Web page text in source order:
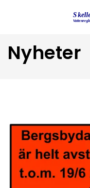
Nyheter